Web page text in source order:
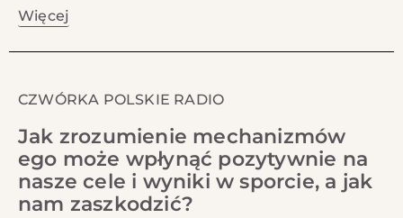
Więcej
CZWÓRKA POLSKIE RADIO
Jak zrozumienie mechanizmów
ego może wpłynąć pozytywnie na
nasze cele i wyniki w sporcie, a jak
nam zaszkodzić?